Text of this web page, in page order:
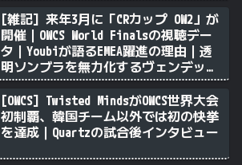
[雑記] 来年3月に「CRカップ OW2」が
開催｜OWCS World Finalsの視聴デー
タ｜Youbiが語るEMEA躍進の理由｜透
明ソンブラを無力化するヴェンデッタ
｜Stalk3rが久々のツィート ほか
[OWCS] Twisted MindsがOWCS世界大会
初制覇、韓国チーム以外では初の快挙
を達成｜Quartzの試合後インタビュー